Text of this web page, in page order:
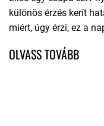
különös érzés kerít
miért, úgy érzi, ez a